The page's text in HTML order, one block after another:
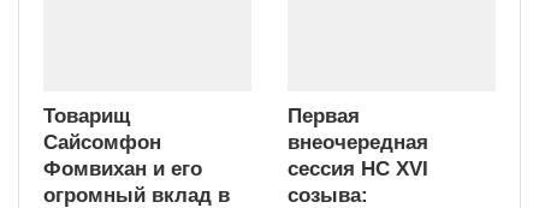
Товарищ
Сайсомфон
Фомвихан и его
огромный вклад в
Первая
внеочередная
сессия НС XVI
созыва: